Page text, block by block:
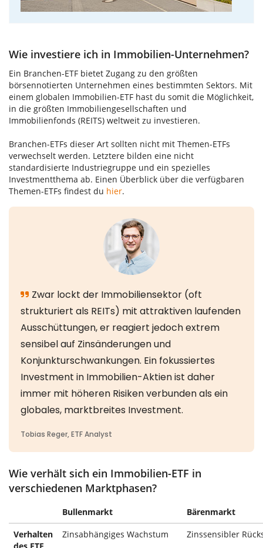
Wie investiere ich in Immobilien-Unternehmen?
Ein Branchen-ETF bietet Zugang zu den größten
börsennotierten Unternehmen eines bestimmten Sektors. Mit
einem globalen Immobilien-ETF hast du somit die Möglichkeit,
in die größten Immobiliengesellschaften und
Immobilienfonds (REITS) weltweit zu investieren.
Branchen-ETFs dieser Art sollten nicht mit Themen-ETFs
verwechselt werden. Letztere bilden eine nicht
standardisierte Industriegruppe und ein spezielles
Investmentthema ab. Einen Überblick über die verfügbaren
Themen-ETFs findest du hier.
Wie verhält sich ein Immobilien-ETF in
verschiedenen Marktphasen?
Bullenmarkt
Bärenmarkt
Verhalten
Zinsabhängiges Wachstum Zinssensibler